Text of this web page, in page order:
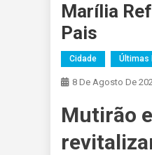
Marília
Pais
Cidade Últimas
8 De Agosto De
Mutirão